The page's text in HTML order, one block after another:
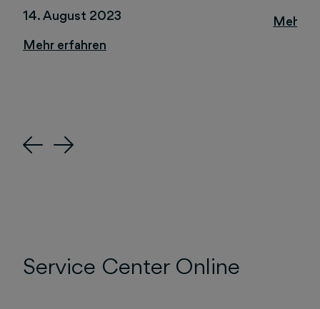
14. August 2023
Previous
Next
Service Center Online